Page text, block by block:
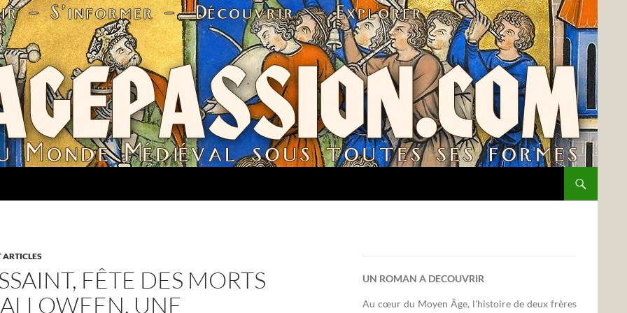
ARTICLES
FÊTE DES MORTS
UNE
UN ROMAN A DECOUVRIR
Au cœur du Moyen Âge, l'histoire de deux frères